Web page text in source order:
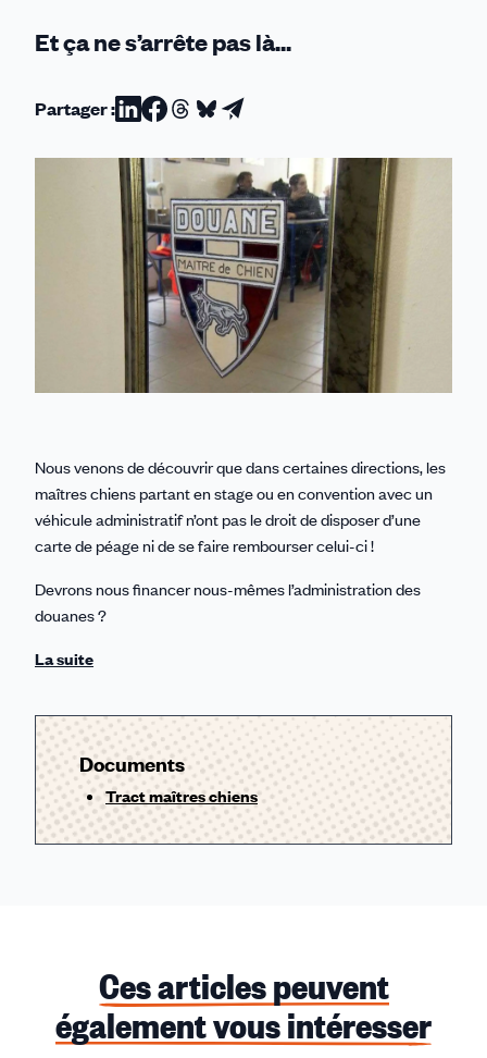
Et ça ne s’arrête pas là...
Partager :Partager
sur
Linkedin
Partager
sur
Facebook
Partager
sur
Threads
Partager
sur
Bluesky
Partager
par
email
Nous venons de découvrir que dans certaines directions, les
maîtres chiens partant en stage ou en convention avec un
véhicule administratif n’ont pas le droit de disposer d’une
carte de péage ni de se faire rembourser celui-ci !
Devrons nous financer nous-mêmes l’administration des
douanes ?
La suite
Documents
Tract maîtres chiens
Ces articles peuvent
également vous intéresser